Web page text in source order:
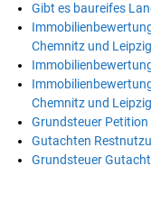
Gibt es baureifes
Chemnitz und Leipzig
Chemnitz und Leipzig
Grundsteuer Petition
Gutachten
Grundsteuer